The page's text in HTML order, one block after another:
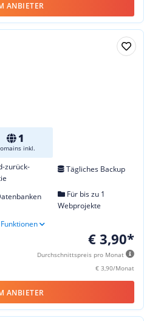
ANBIETER
1
inkl.
zurück-
Tägliches Backup
Für bis zu 1
Webprojekte
€ 3,90*
Durchschnittspreis pro Monat
€ 3,90/Monat
ANBIETER